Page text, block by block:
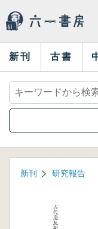
新刊 古書
新刊 研究報告